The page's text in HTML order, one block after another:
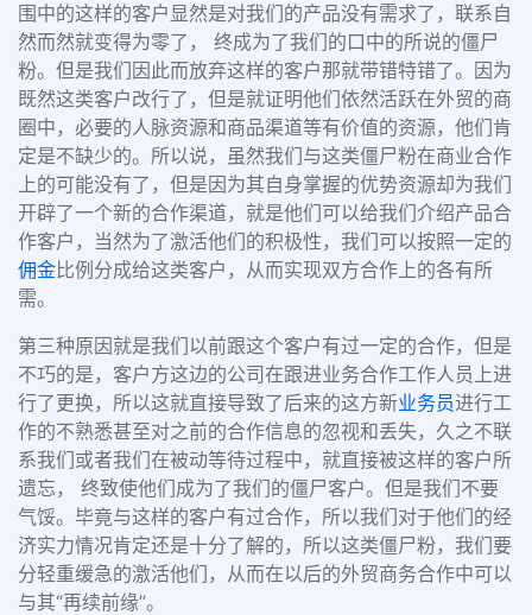
围中的这样的客户显然是对我们的产品没有需求了，联系自
然而然就变得为零了， 终成为了我们的口中的所说的僵尸
粉。但是我们因此而放弃这样的客户那就带错特错了。因为
既然这类客户改行了，但是就证明他们依然活跃在外贸的商
圈中，必要的人脉资源和商品渠道等有价值的资源，他们肯
定是不缺少的。所以说，虽然我们与这类僵尸粉在商业合作
上的可能没有了，但是因为其自身掌握的优势资源却为我们
开辟了一个新的合作渠道，就是他们可以给我们介绍产品合
作客户，当然为了激活他们的积极性，我们可以按照一定的
佣金比例分成给这类客户，从而实现双方合作上的各有所
需。
第三种原因就是我们以前跟这个客户有过一定的合作，但是
不巧的是，客户方这边的公司在跟进业务合作工作人员上进
行了更换，所以这就直接导致了后来的这方新业务员进行工
作的不熟悉甚至对之前的合作信息的忽视和丢失，久之不联
系我们或者我们在被动等待过程中，就直接被这样的客户所
遗忘， 终致使他们成为了我们的僵尸客户。但是我们不要
气馁。毕竟与这样的客户有过合作，所以我们对于他们的经
济实力情况肯定还是十分了解的，所以这类僵尸粉，我们要
分轻重缓急的激活他们，从而在以后的外贸商务合作中可以
与其“再续前缘”。